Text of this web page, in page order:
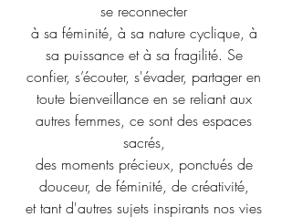
se reconnecter
à sa féminité, à sa nature cyclique, à
sa puissance et à sa fragilité. Se
confier, s’écouter, s'évader, partager en
toute bienveillance en se reliant aux
autres femmes, ce sont des espaces
sacrés,
des moments précieux, ponctués de
douceur, de féminité, de créativité,
et tant d'autres sujets inspirants nos vies